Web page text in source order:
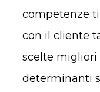
competenze
con il cliente
scelte migliori
determinanti